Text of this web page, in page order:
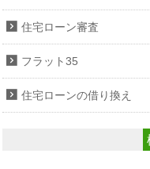
住宅ローン審査
フラット35
住宅ローンの借り換え